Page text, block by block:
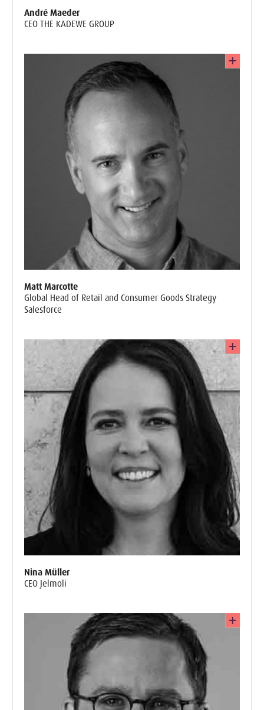
André Maeder
CEO THE KADEWE GROUP
Matt Marcotte
Global Head of Retail and Consumer Goods Strategy
Salesforce
Nina Müller
CEO Jelmoli